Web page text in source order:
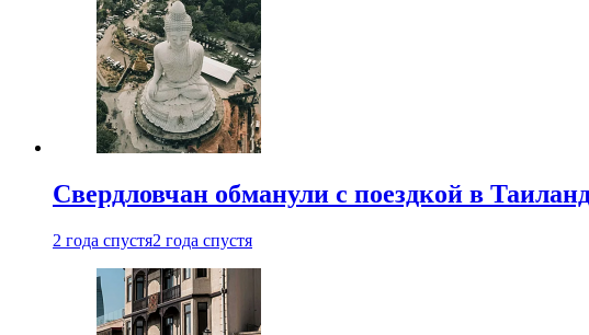
Свердловчан обманули с поездкой в
2 года спустя2 года спустя